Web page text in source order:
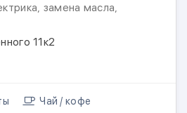
замена масла,
11к2
Чай / кофе